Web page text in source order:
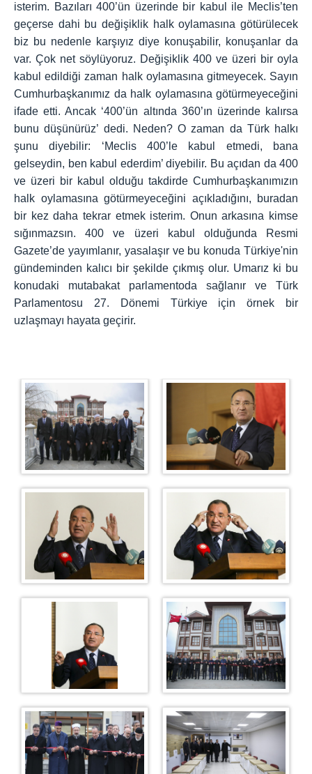
isterim. Bazıları 400’ün üzerinde bir kabul ile Meclis’ten
geçerse dahi bu değişiklik halk oylamasına götürülecek
biz bu nedenle karşıyız diye konuşabilir, konuşanlar da
var. Çok net söylüyoruz. Değişiklik 400 ve üzeri bir oyla
kabul edildiği zaman halk oylamasına gitmeyecek. Sayın
Cumhurbaşkanımız da halk oylamasına götürmeyeceğini
ifade etti. Ancak ‘400’ün altında 360’ın üzerinde kalırsa
bunu düşünürüz’ dedi. Neden? O zaman da Türk halkı
şunu diyebilir: ‘Meclis 400’le kabul etmedi, bana
gelseydin, ben kabul ederdim’ diyebilir. Bu açıdan da 400
ve üzeri bir kabul olduğu takdirde Cumhurbaşkanımızın
halk oylamasına götürmeyeceğini açıkladığını, buradan
bir kez daha tekrar etmek isterim. Onun arkasına kimse
sığınmazsın. 400 ve üzeri kabul olduğunda Resmi
Gazete’de yayımlanır, yasalaşır ve bu konuda Türkiye'nin
gündeminden kalıcı bir şekilde çıkmış olur. Umarız ki bu
konudaki mutabakat parlamentoda sağlanır ve Türk
Parlamentosu 27. Dönemi Türkiye için örnek bir
uzlaşmayı hayata geçirir.